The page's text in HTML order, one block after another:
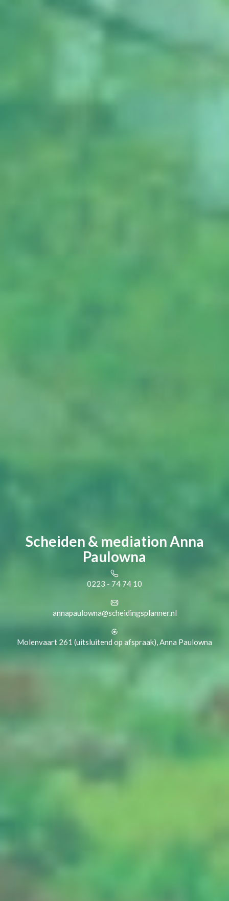
Scheiden & mediation Anna
Paulowna
0223 - 74 74 10
annapaulowna@scheidingsplanner.nl
Molenvaart 261 (uitsluitend op afspraak), Anna Paulowna